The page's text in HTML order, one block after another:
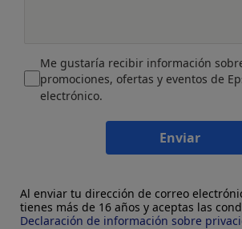
Me gustaría recibir información
promociones, ofertas y eventos de
electrónico.
Enviar
Al enviar tu dirección de correo
tienes más de 16 años y aceptas las
Declaración de información sobre